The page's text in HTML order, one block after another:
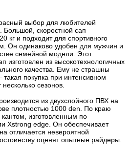
выбор для любителей
Большой, скоростной сап
кг и подходит для спортивного
Он одинаково удобен для мужчин и
семейной модели. Этот
изготовлен из высокотехнологичных
качества. Ему не страшны
покупка при интенсивном
сезонов.
из двухслойного ПВХ на
плотностью 1000 den. По краю
изготовленным по
Xstrong edge. Он обеспечивает
отличается невероятной
оценят опытные райдеры.